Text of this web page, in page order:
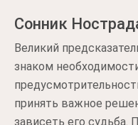
Сонник
Великий
знаком
принять важное
зависеть его